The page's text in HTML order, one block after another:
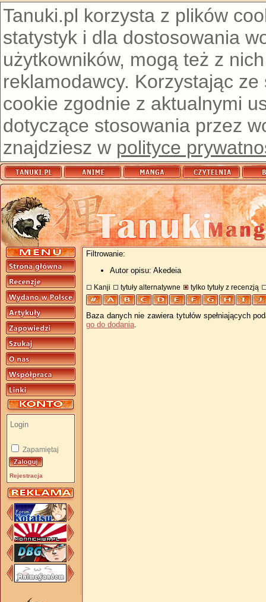
Tanuki.pl korzysta z plików
statystyk i dla dostosowania
użytkowników, mogą też z
reklamodawcy. Korzystając
cookie zgodnie z aktualnymi
dotyczące stosowania przez
znajdziesz w polityce
Zapamiętaj
Rejestracja
Filtrowanie:
Autor opisu: Akedeia
Kanji tytuły alternatywne tylko tytuły z recenzją
Baza danych nie zawiera tytułów spełniających
go do dodania.